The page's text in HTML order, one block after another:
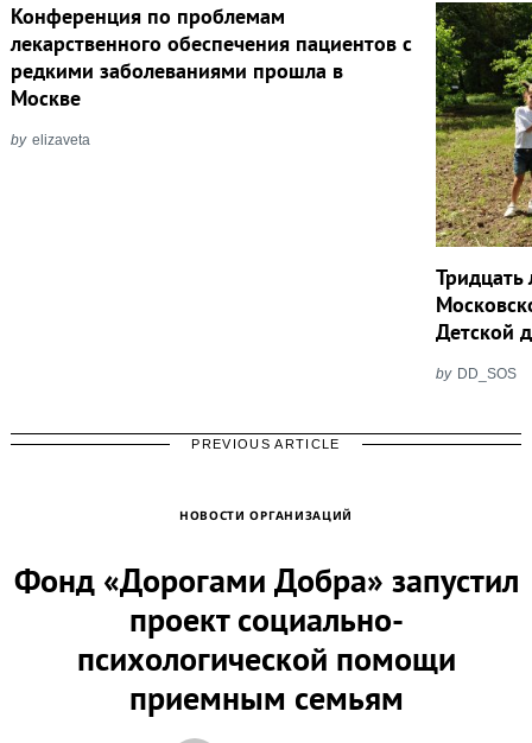
Конференция по проблемам
лекарственного обеспечения пациентов с
редкими заболеваниями прошла в
Москве
by elizaveta
Детской
by DD_SOS
PREVIOUS ARTICLE
НОВОСТИ ОРГАНИЗАЦИЙ
Фонд «Дорогами Добра» запустил
проект социально-
психологической помощи
приемным семьям